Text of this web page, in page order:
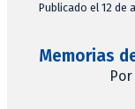
Publicado el 12 de
Memorias
Por